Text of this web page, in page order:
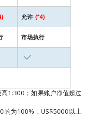
允许 (*4)
市场执行
1:300；如果账户净值超过
的为100%，US$5000以上